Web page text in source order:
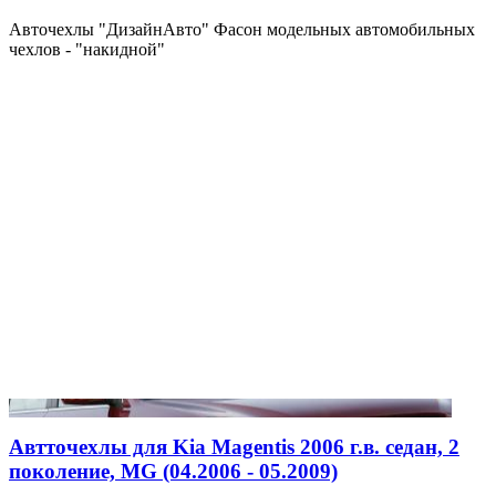
Авточехлы "ДизайнАвто" Фасон модельных автомобильных
чехлов - "накидной"
Автточехлы для Kia Magentis 2006 г.в. седан, 2
поколение, MG (04.2006 - 05.2009)